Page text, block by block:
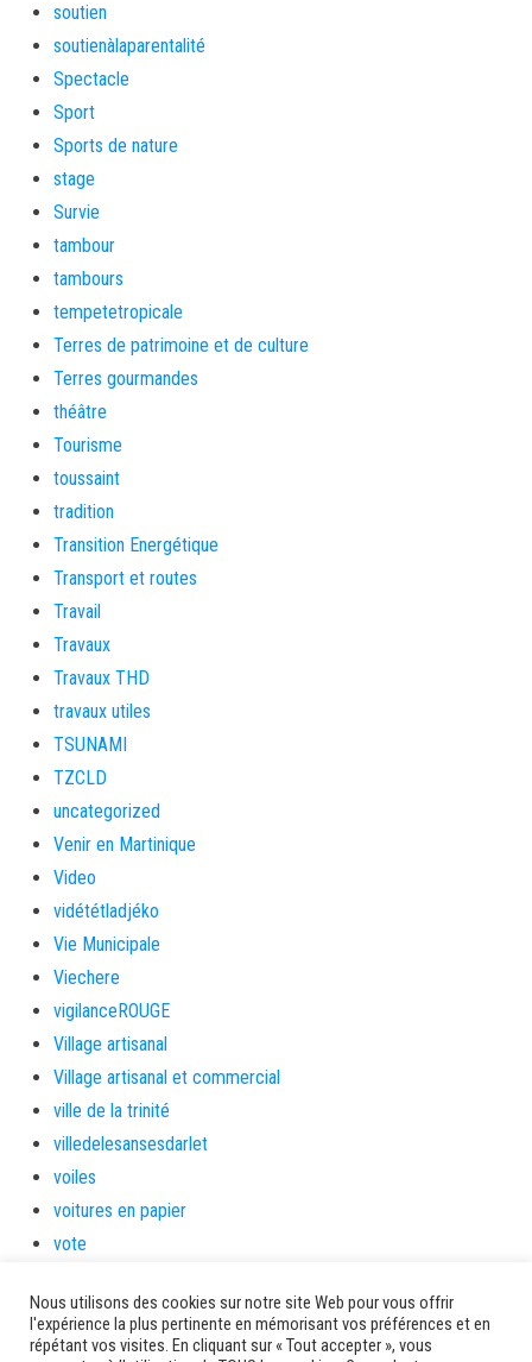
soutien
soutienàlaparentalité
Spectacle
Sport
Sports de nature
stage
Survie
tambour
tambours
tempetetropicale
Terres de patrimoine et de culture
Terres gourmandes
théâtre
Tourisme
toussaint
tradition
Transition Energétique
Transport et routes
Travail
Travaux
Travaux THD
travaux utiles
TSUNAMI
TZCLD
uncategorized
Venir en Martinique
Video
vidététladjéko
Vie Municipale
Viechere
vigilanceROUGE
Village artisanal
Village artisanal et commercial
ville de la trinité
villedelesansesdarlet
voiles
voitures en papier
vote
Ancien site AMM
Nous utilisons des cookies sur notre site Web pour vous offrir
l'expérience la plus pertinente en mémorisant vos préférences et en
répétant vos visites. En cliquant sur « Tout accepter », vous